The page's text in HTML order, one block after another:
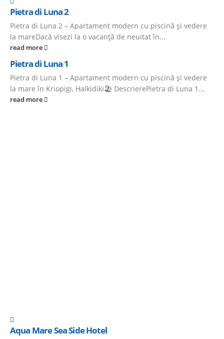
Pietra di Luna 2
Pietra di Luna 2 – Apartament modern cu piscină și vedere
la mareDacă visezi la o vacanță de neuitat în...
read more
Pietra di Luna 1
Pietra di Luna 1 – Apartament modern cu piscină și vedere
la mare în Kriopigi, Halkidiki🏖️ DescrierePietra di Luna 1...
read more
Aqua Mare Sea Side Hotel